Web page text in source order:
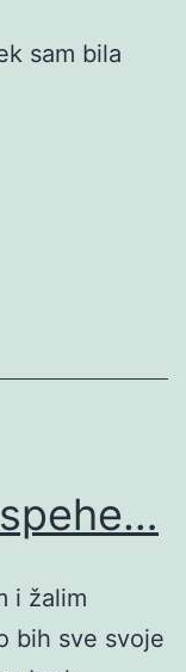
sam bila
i žalim
bih sve svoje